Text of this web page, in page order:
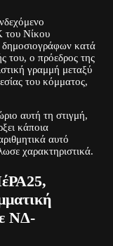
του Νίκου
κατά
του, ο πρόεδρος της
γραμμή μεταξύ
του κόμματος,
αυτή τη στιγμή,
κάποια
αυτό
χαρακτηριστικά.
ΝΔ-